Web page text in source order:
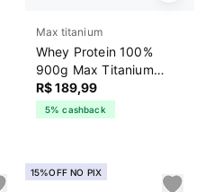
Max titanium
Whey Protein 100%
900g Max Titanium
Chocolate
R$ 189,99
5% cashback
15%OFF NO PIX